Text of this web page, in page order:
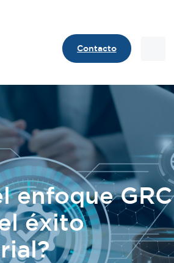
Contacto
enfoque GRC
éxito